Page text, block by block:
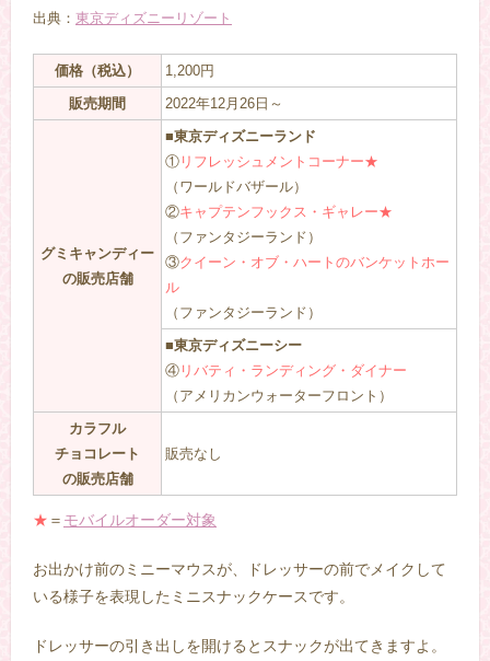
出典： 東京ディズニーリゾート
価格（税込）
1,200円
販売期間
2022年12月26日～
グミキャンディー
の販売店舗
■東京ディズニーランド
① リフレッシュメントコーナー★
（ワールドバザール）
②キャプテンフックス・ギャレー★
（ファンタジーランド）
③クイーン・オブ・ハートのバンケットホー
ル
（ファンタジーランド）
■東京ディズニーシー
④ リバティ・ランディング・ダイナー
（アメリカンウォーターフロント）
カラフル
チョコレート
の販売店舗
販売なし
★ ＝ モバイルオーダー対象
お出かけ前のミニーマウスが、ドレッサーの前でメイクして
いる様子を表現したミニスナックケースです。
ドレッサーの引き出しを開けるとスナックが出てきますよ。